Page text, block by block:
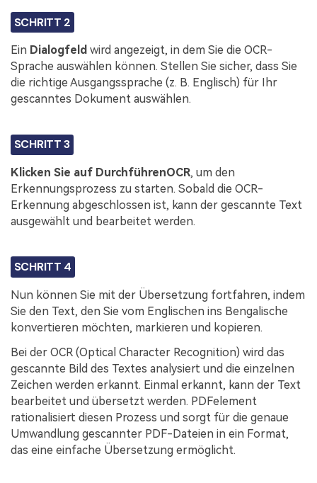
SCHRITT 2
Ein Dialogfeld wird angezeigt, in dem Sie die OCR-
Sprache auswählen können. Stellen Sie sicher, dass Sie
die richtige Ausgangssprache (z. B. Englisch) für Ihr
gescanntes Dokument auswählen.
SCHRITT 3
Klicken Sie auf DurchführenOCR, um den
Erkennungsprozess zu starten. Sobald die OCR-
Erkennung abgeschlossen ist, kann der gescannte Text
ausgewählt und bearbeitet werden.
SCHRITT 4
Nun können Sie mit der Übersetzung fortfahren, indem
Sie den Text, den Sie vom Englischen ins Bengalische
konvertieren möchten, markieren und kopieren.
Bei der OCR (Optical Character Recognition) wird das
gescannte Bild des Textes analysiert und die einzelnen
Zeichen werden erkannt. Einmal erkannt, kann der Text
bearbeitet und übersetzt werden. PDFelement
rationalisiert diesen Prozess und sorgt für die genaue
Umwandlung gescannter PDF-Dateien in ein Format,
das eine einfache Übersetzung ermöglicht.